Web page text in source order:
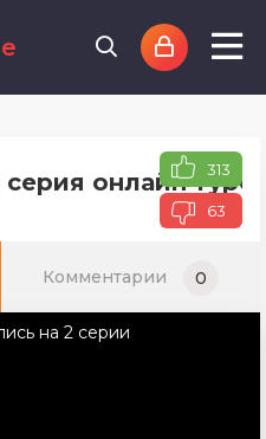
онлайн 313
63
Комментарии 0
на 2 серии